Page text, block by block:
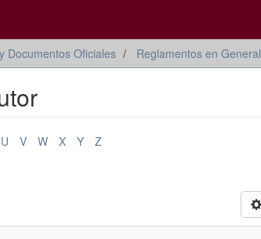
Documentos Oficiales Reglamentos en General
U V W X Y
Z